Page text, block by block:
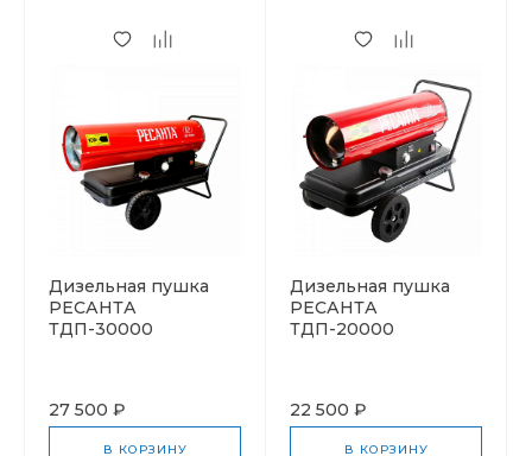
Дизельная пушка
РЕСАНТА
ТДП-30000
27 500 ₽
В КОРЗИНУ
Дизельная пушка
РЕСАНТА
ТДП-20000
22 500 ₽
В КОРЗИНУ